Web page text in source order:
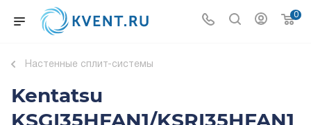
0
Настенные сплит-системы
Kentatsu
KSGI35HFAN1/KSRI35HFAN1